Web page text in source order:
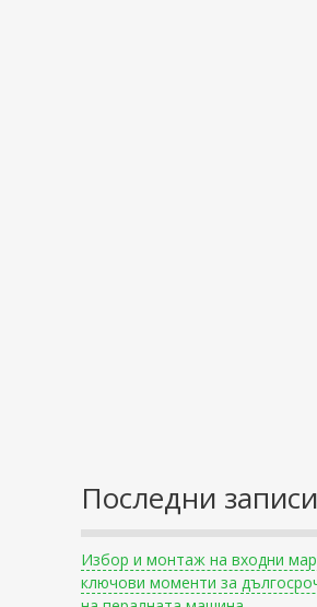
Последни записи
Избор и монтаж на входни
ключови моменти за